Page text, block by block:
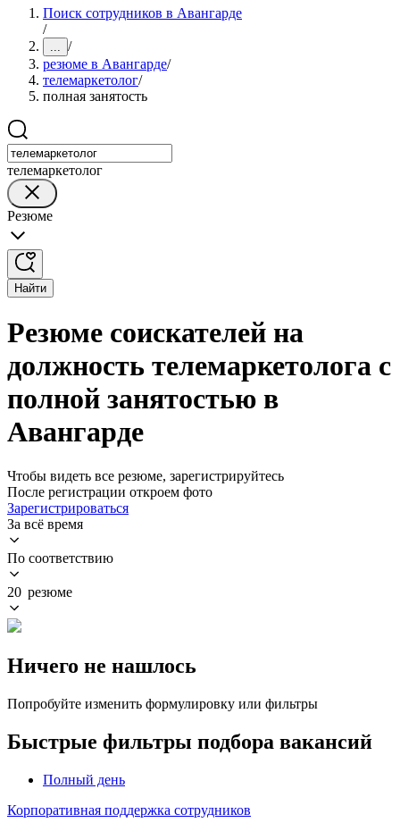
Поиск сотрудников в Авангарде
/
... /
резюме в Авангарде/
телемаркетолог/
полная занятость
телемаркетолог
Резюме
Найти
Резюме соискателей на
должность телемаркетолога с
полной занятостью в
Авангарде
Чтобы видеть все резюме, зарегистрируйтесь
После регистрации откроем фото
Зарегистрироваться
За всё время
По соответствию
20 резюме
Ничего не нашлось
Попробуйте изменить формулировку или фильтры
Быстрые фильтры подбора вакансий
Полный день
Корпоративная поддержка сотрудников